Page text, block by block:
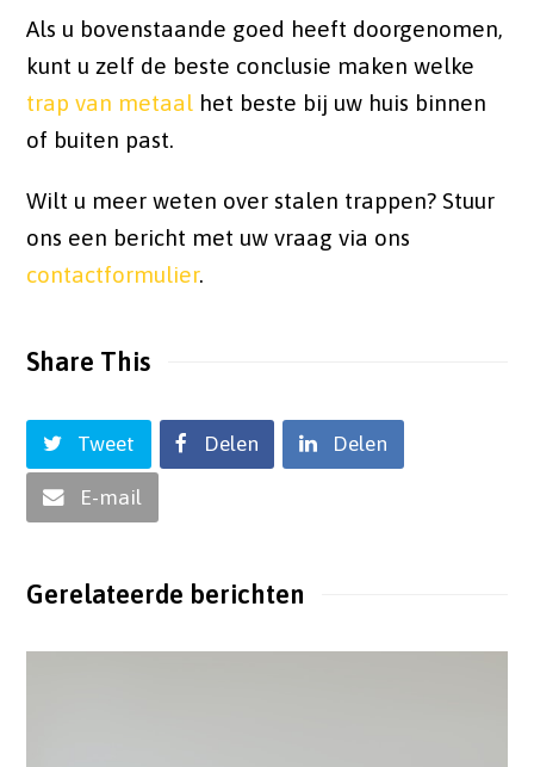
Als u bovenstaande goed heeft doorgenomen,
kunt u zelf de beste conclusie maken welke
trap van metaal het beste bij uw huis binnen
of buiten past.
Wilt u meer weten over stalen trappen? Stuur
ons een bericht met uw vraag via ons
contactformulier.
Share This
Tweet Delen Delen
E-mail
Gerelateerde berichten